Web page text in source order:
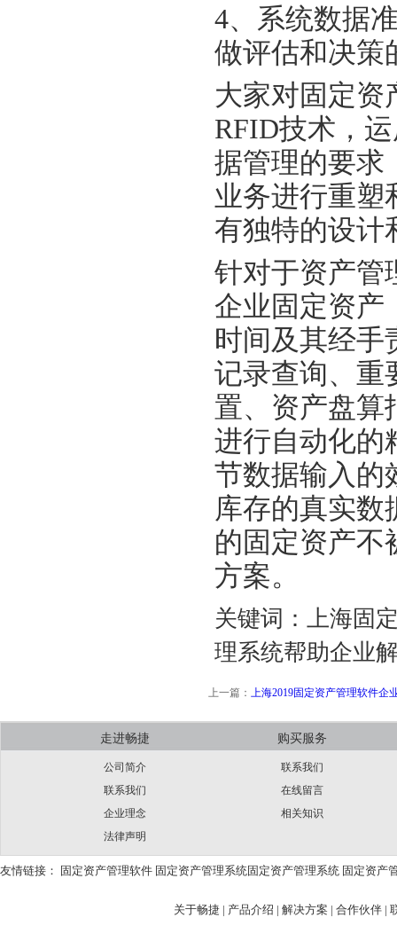
4、系统数据
做评估和决策
大家对固定资
RFID技术，
据管理的要求
业务进行重塑
有独特的设计
针对于资产管
企业固定资产
时间及其经手
记录查询、重
置、资产盘算
进行自动化的
节数据输入的
库存的真实数
的固定资产不
方案。
关键词：上海固
理系统帮助企业
上一篇： 上海2019固定资产管理软件企
走进畅捷
公司简介
联系我们
企业理念
法律声明
购买服务
联系我们
在线留言
相关知识
友情链接： 固定资产管理软件 固定资产管理系统固定资产管理系统 固定资产
关于畅捷 | 产品介绍 | 解决方案 | 合作伙伴 |